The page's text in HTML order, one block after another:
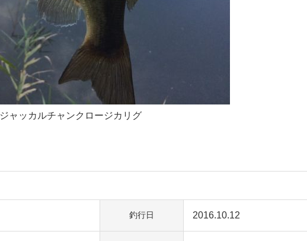
ジャッカルチャンクロージカリグ
釣行日 2016.10.12